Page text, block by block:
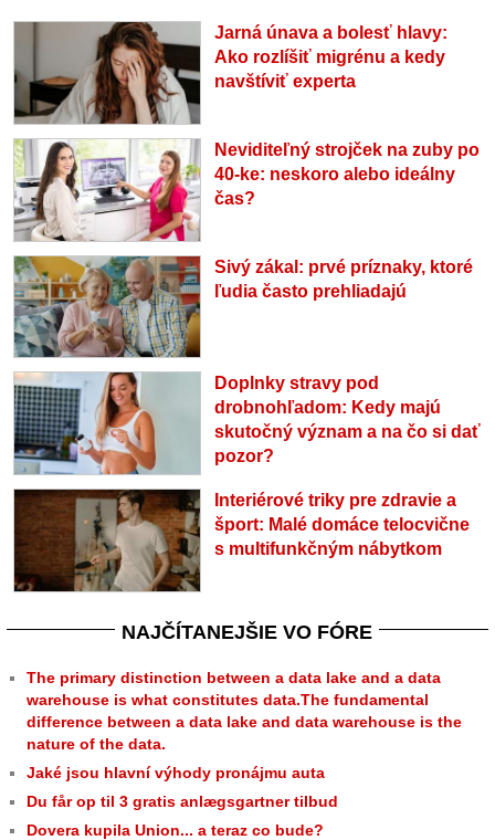
Jarná únava a bolesť hlavy:
Ako rozlíšiť migrénu a kedy
navštíviť experta
Neviditeľný strojček na zuby po
40-ke: neskoro alebo ideálny
čas?
Sivý zákal: prvé príznaky, ktoré
ľudia často prehliadajú
Doplnky stravy pod
drobnohľadom: Kedy majú
skutočný význam a na čo si dať
pozor?
Interiérové triky pre zdravie a
šport: Malé domáce telocvične
s multifunkčným nábytkom
NAJČÍTANEJŠIE VO FÓRE
The primary distinction between a data lake and a data
warehouse is what constitutes data.The fundamental
difference between a data lake and data warehouse is the
nature of the data.
Jaké jsou hlavní výhody pronájmu auta
Du får op til 3 gratis anlægsgartner tilbud
Dovera kupila Union... a teraz co bude?